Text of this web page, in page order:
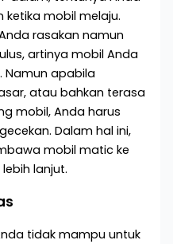
mobil melaju.
rasakan namun
artinya mobil Anda
Namun apabila
atau bahkan terasa
mobil, Anda harus
Dalam hal ini,
mobil matic ke
lanjut.
tidak mampu untuk